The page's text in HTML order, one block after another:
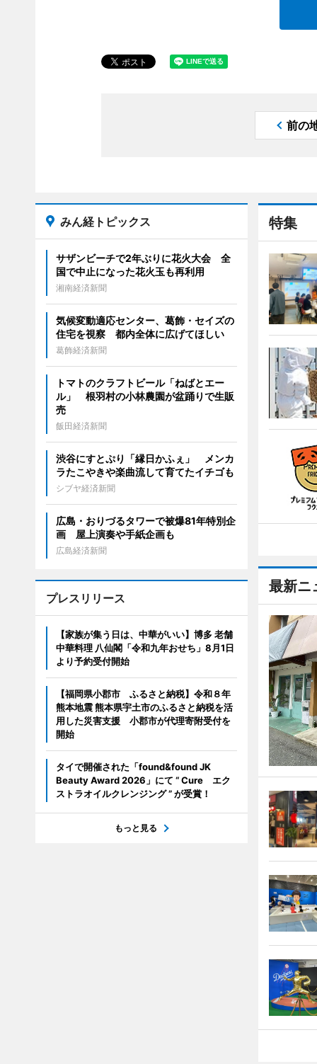
前の
特集
最新ニ
みん経トピックス
サザンビーチで2年ぶりに花火大会 全
国で中止になった花火玉も再利用
湘南経済新聞
気候変動適応センター、葛飾・セイズの
住宅を視察 都内全体に広げてほしい
葛飾経済新聞
トマトのクラフトビール「ねばとエー
ル」 根羽村の小林農園が盆踊りで生販
売
飯田経済新聞
渋谷にすとぷり「縁日かふぇ」 メンカ
ラたこやきや楽曲流して育てたイチゴも
シブヤ経済新聞
広島・おりづるタワーで被爆81年特別企
画 屋上演奏や手紙企画も
広島経済新聞
プレスリリース
【家族が集う日は、中華がいい】博多 老舗
中華料理 八仙閣「令和九年おせち」8月1日
より予約受付開始
【福岡県小郡市 ふるさと納税】令和８年
熊本地震 熊本県宇土市のふるさと納税を活
用した災害支援 小郡市が代理寄附受付を
開始
タイで開催された「found&found JK
Beauty Award 2026」にて “ Cure エク
ストラオイルクレンジング ” が受賞！
もっと見る